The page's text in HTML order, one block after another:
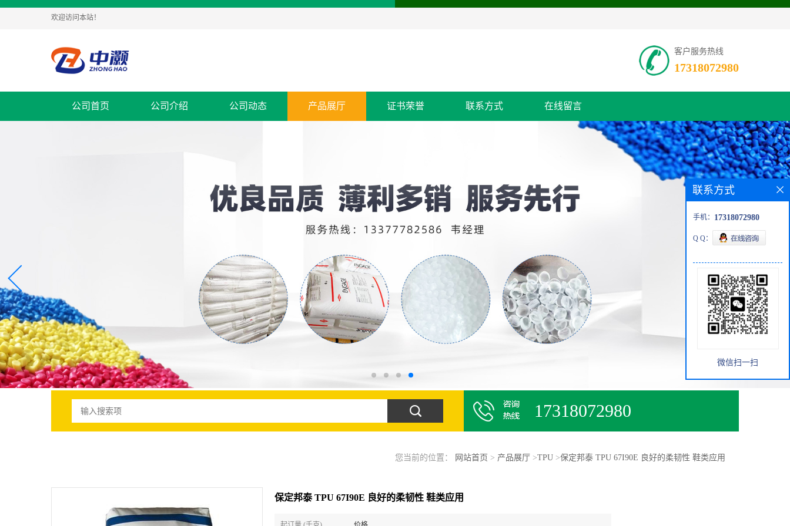
欢迎访问本站！
客户服务热线
17318072980
公司首页 公司介绍 公司动态 产品展厅 证书荣誉 联系方式 在线留言
17318072980
您当前的位置： 网站首页 > 产品展厅 >TPU>保定邦泰 TPU 67I90E 良好的柔韧性 鞋类应用
保定邦泰 TPU 67I90E 良好的柔韧性 鞋类应用
联系方式
手机： 17318072980
Q Q：
微信扫一扫